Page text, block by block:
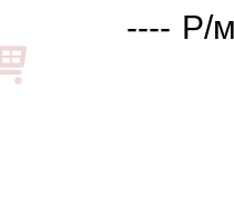
---- Р/